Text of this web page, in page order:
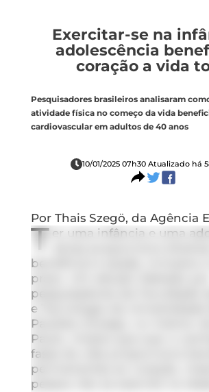
Exercitar-se na
adolescência
coração a vida
Pesquisadores brasileiros analisaram
atividade física no começo da vida
cardiovascular em adultos de 40 anos
10/01/2025 07h30 Atualizado há
Por Thais Szegö, da Agência
T er uma infância e uma
benefícios à saúde, inclusive a
prazo. Um
pesquisadores da Faculdade
e Tecnologia da Universidade
Paulista
Paulo, mostra que suar a
fases da vida proporciona
permanentes ao coração,
pessoa não se exercite na